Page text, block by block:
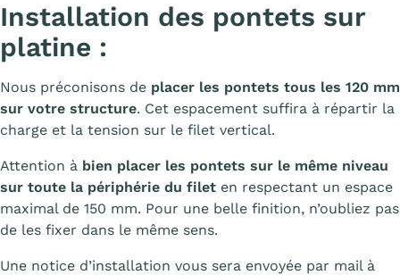
Installation des pontets sur
platine :
Nous préconisons de placer les pontets tous les 120 mm
sur votre structure. Cet espacement suffira à répartir la
charge et la tension sur le filet vertical.
Attention à bien placer les pontets sur le même niveau
sur toute la périphérie du filet en respectant un espace
maximal de 150 mm. Pour une belle finition, n’oubliez pas
de les fixer dans le même sens.
Une notice d’installation vous sera envoyée par mail à